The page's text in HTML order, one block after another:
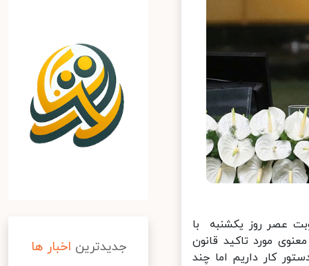
عصر روز یکشنبه با
معنوی مورد تاکید قانون
کار داریم اما چند
جدیدترین اخبار ها